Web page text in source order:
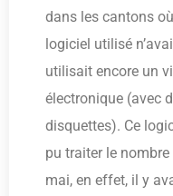
dans les cantons
logiciel utilisé
utilisait encore un
électronique (avec
disquettes). Ce
pu traiter le
mai, en effet, il y